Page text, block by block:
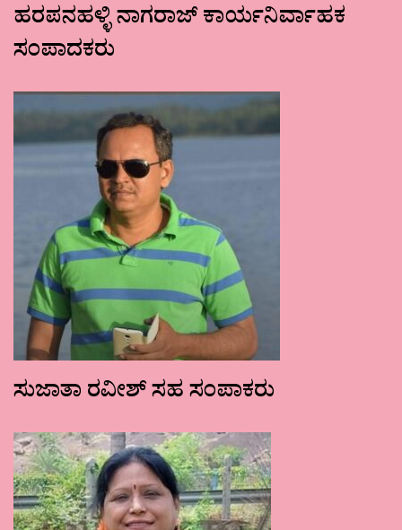
ಹರಪನಹಳ್ಳಿ ನಾಗರಾಜ್ ಕಾರ್ಯನಿರ್ವಾಹಕ
ಸಂಪಾದಕರು
ಸುಜಾತಾ ರವೀಶ್ ಸಹ ಸಂಪಾಕರು